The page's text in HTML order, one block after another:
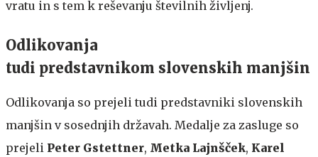
vratu in s tem k reševanju številnih življenj.
Odlikovanja
tudi predstavnikom slovenskih manjšin
Odlikovanja so prejeli tudi predstavniki slovenskih
manjšin v sosednjih državah. Medalje za zasluge so
prejeli Peter Gstettner, Metka Lajnšček, Karel